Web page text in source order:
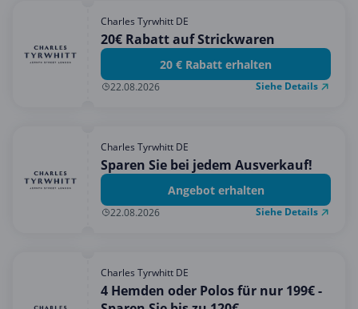
Charles Tyrwhitt DE
20€ Rabatt auf Strickwaren
20 € Rabatt erhalten
22.08.2026 Siehe Details
Charles Tyrwhitt DE
Sparen Sie bei jedem Ausverkauf!
Angebot erhalten
22.08.2026 Siehe Details
Charles Tyrwhitt DE
4 Hemden oder Polos für nur 199€ -